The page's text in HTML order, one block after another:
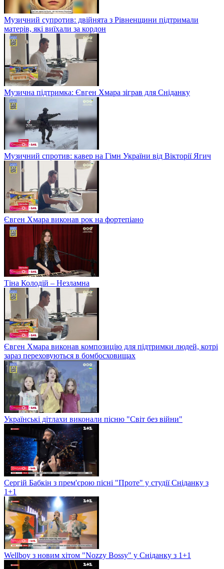
Музичний супротив: двійнята з Рівненщини підтримали
матерів, які виїхали за кордон
Музична підтримка: Євген Хмара зіграв для Сніданку
Музичний спротив: кавер на Гімн України від Вікторії Ягич
Євген Хмара виконав рок на фортепіано
Тіна Колодій – Незламна
Євген Хмара виконав композицію для підтримки людей, котрі
зараз переховуються в бомбосховищах
Українські дітлахи виконали пісню "Світ без війни"
Сергій Бабкін з прем'єрою пісні "Проте" у студії Сніданку з
1+1
Wellboy з новим хітом "Nozzy Bossy" у Сніданку з 1+1